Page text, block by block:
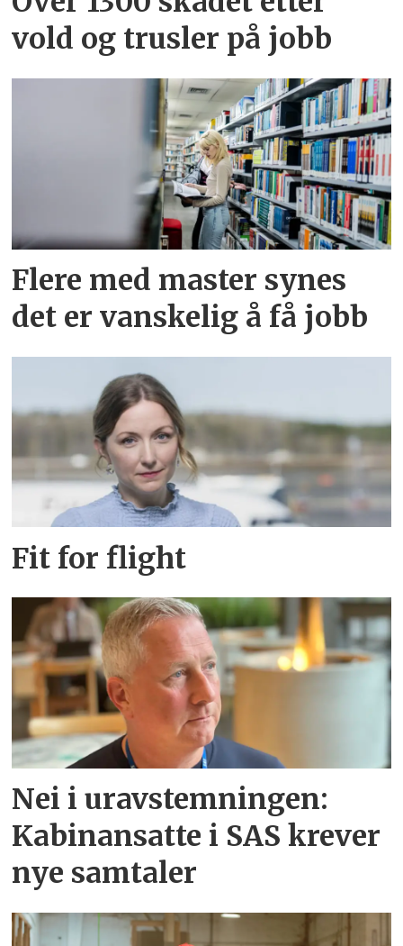
vold og trusler på jobb
Flere med master synes
det er vanskelig å få jobb
Fit for flight
Nei i uravstemningen:
Kabinansatte i SAS krever
nye samtaler